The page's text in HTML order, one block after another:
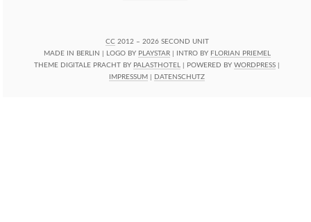
CC 2012 – 2026 SECOND UNIT
MADE IN BERLIN | LOGO BY PLAYSTAR| INTRO BY FLORIAN PRIEMEL
THEME DIGITALE PRACHT BY PALASTHOTEL | POWERED BY WORDPRESS
IMPRESSUM
DATENSCHUTZ